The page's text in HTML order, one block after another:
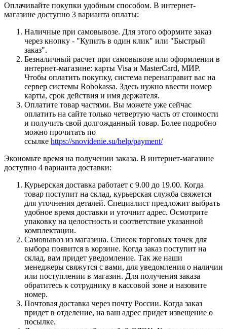
Оплачивайте покупки удобным способом. В интернет-
магазине доступно 3 варианта оплаты:
Наличные при самовывозе. Для этого оформите заказ
через кнопку - "Купить в один клик" или "Быстрый
заказ".
Безналичный расчет при самовывозе или оформлении в
интернет-магазине: карты Visa и MasterCard, МИР.
Чтобы оплатить покупку, система перенаправит вас на
сервер системы Robokassa. Здесь нужно ввести номер
карты, срок действия и имя держателя.
Оплатите товар частями. Вы можете уже сейчас
оплатить на сайте только четвертую часть от стоимости
и получить свой долгожданный товар. Более подробно
можно прочитать по
ссылке https://snovidenie.su/help/payment/
Экономьте время на получении заказа. В интернет-магазине
доступно 4 варианта доставки:
Курьерская доставка работает с 9.00 до 19.00. Когда
товар поступит на склад, курьерская служба свяжется
для уточнения деталей. Специалист предложит выбрать
удобное время доставки и уточнит адрес. Осмотрите
упаковку на целостность и соответствие указанной
комплектации.
Самовывоз из магазина. Список торговых точек для
выбора появится в корзине. Когда заказ поступит на
склад, вам придет уведомление. Так же наши
менеджеры свяжутся с вами, для уведомления о наличии
или поступлении в магазин. Для получения заказа
обратитесь к сотруднику в кассовой зоне и назовите
номер.
Почтовая доставка через почту России. Когда заказ
придет в отделение, на ваш адрес придет извещение о
посылке.